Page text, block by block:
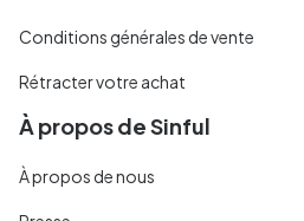
Conditions générales de vente
Rétracter votre achat
À propos de Sinful
À propos de nous